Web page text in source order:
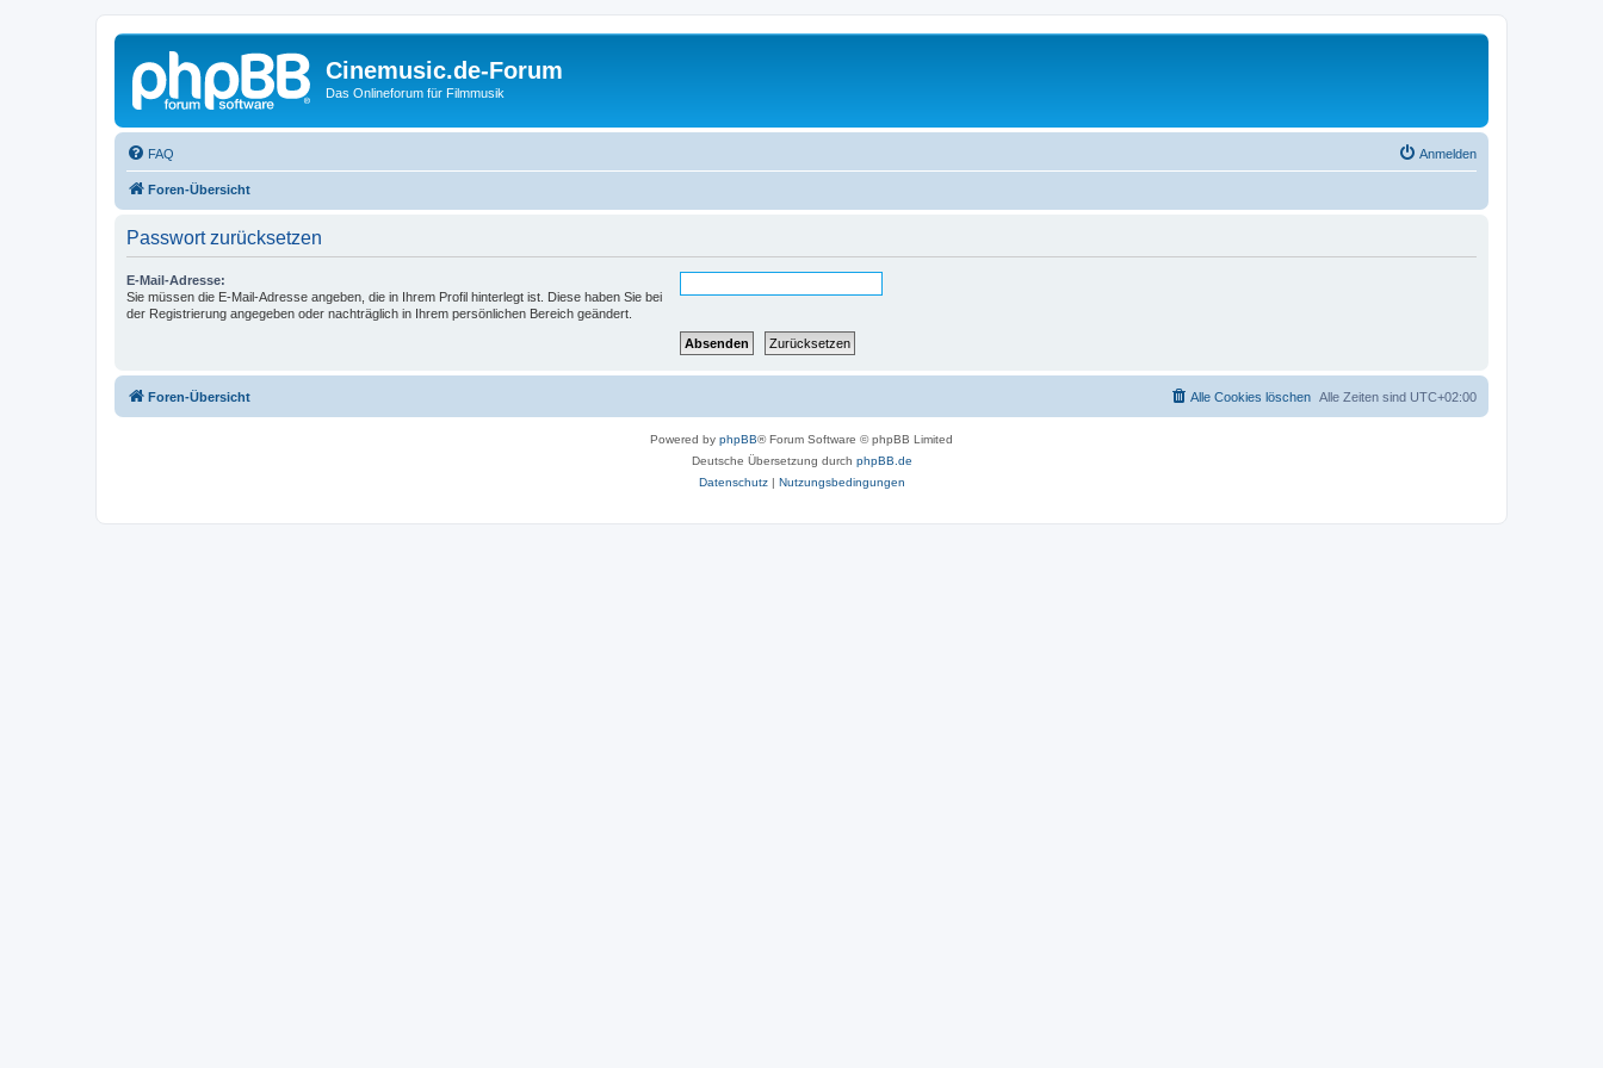
Cinemusic.de-Forum
Das Onlineforum für Filmmusik
FAQ Anmelden
Foren-Übersicht
Passwort zurücksetzen
E-Mail-Adresse:
Sie müssen die E-Mail-Adresse angeben, die in Ihrem Profil hinterlegt ist. Diese haben Sie bei
der Registrierung angegeben oder nachträglich in Ihrem persönlichen Bereich geändert.
Foren-Übersicht Alle Zeiten sind UTC+02:00
Alle Cookies löschen
Powered by phpBB® Forum Software © phpBB Limited
Deutsche Übersetzung durch phpBB.de
Datenschutz| Nutzungsbedingungen